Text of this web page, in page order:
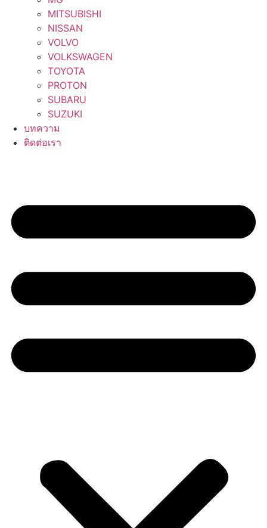
MITSUBISHI
NISSAN
VOLVO
VOLKSWAGEN
TOYOTA
PROTON
SUBARU
SUZUKI
บทความ
ติดต่อเรา